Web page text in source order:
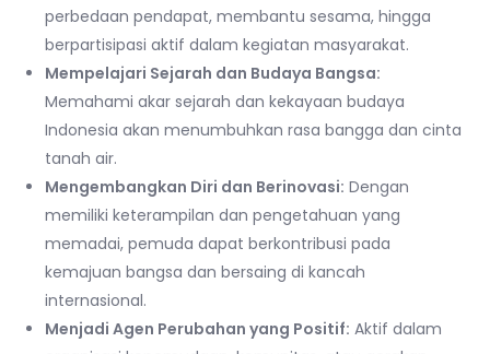
perbedaan pendapat, membantu sesama, hingga
berpartisipasi aktif dalam kegiatan masyarakat.
Mempelajari Sejarah dan Budaya Bangsa:
Memahami akar sejarah dan kekayaan budaya
Indonesia akan menumbuhkan rasa bangga dan cinta
tanah air.
Mengembangkan Diri dan Berinovasi: Dengan
memiliki keterampilan dan pengetahuan yang
memadai, pemuda dapat berkontribusi pada
kemajuan bangsa dan bersaing di kancah
internasional.
Menjadi Agen Perubahan yang Positif: Aktif dalam